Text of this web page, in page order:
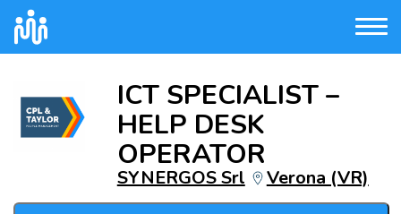
ICT SPECIALIST –
HELP DESK
OPERATOR
SYNERGOS Srl Verona (VR)